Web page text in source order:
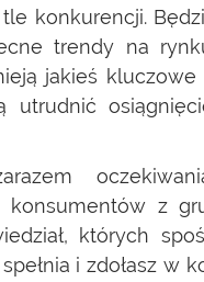
konkurencji.
trendy na
jakieś kluczowe
utrudnić
konsumentów z
których
i zdołasz w